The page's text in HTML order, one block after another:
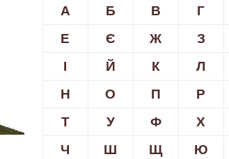
А Б В Г
Е
Є Ж З
І
Й К Л
Н
О П Р
Т
У Ф Х
Ч
Ш Щ Ю